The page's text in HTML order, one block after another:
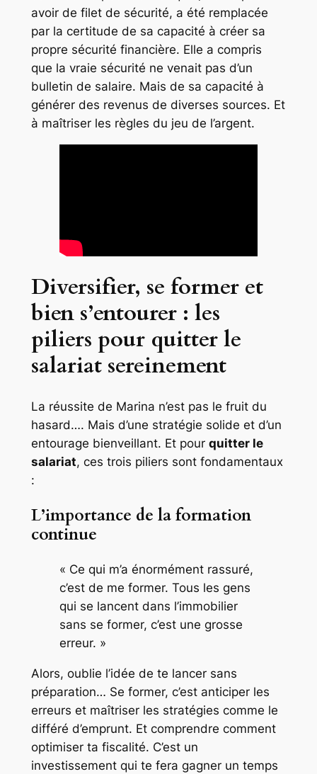
avoir de filet de sécurité, a été remplacée
par la certitude de sa capacité à créer sa
propre sécurité financière. Elle a compris
que la vraie sécurité ne venait pas d’un
bulletin de salaire. Mais de sa capacité à
générer des revenus de diverses sources. Et
à maîtriser les règles du jeu de l’argent.
Diversifier, se former et
bien s’entourer : les
piliers pour quitter le
salariat sereinement
La réussite de Marina n’est pas le fruit du
hasard…. Mais d’une stratégie solide et d’un
entourage bienveillant. Et pour quitter le
salariat, ces trois piliers sont fondamentaux
:
L’importance de la formation
continue
« Ce qui m’a énormément rassuré,
c’est de me former. Tous les gens
qui se lancent dans l’immobilier
sans se former, c’est une grosse
erreur. »
Alors, oublie l’idée de te lancer sans
préparation… Se former, c’est anticiper les
erreurs et maîtriser les stratégies comme le
différé d’emprunt. Et comprendre comment
optimiser ta fiscalité. C’est un
investissement qui te fera gagner un temps